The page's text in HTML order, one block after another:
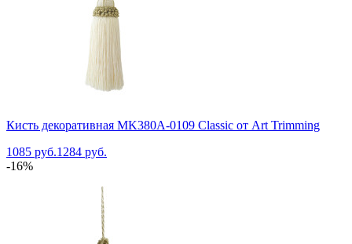
Кисть декоративная MK380A-0109 Classic от Art Trimming
1085 руб.1284 руб.
-16%